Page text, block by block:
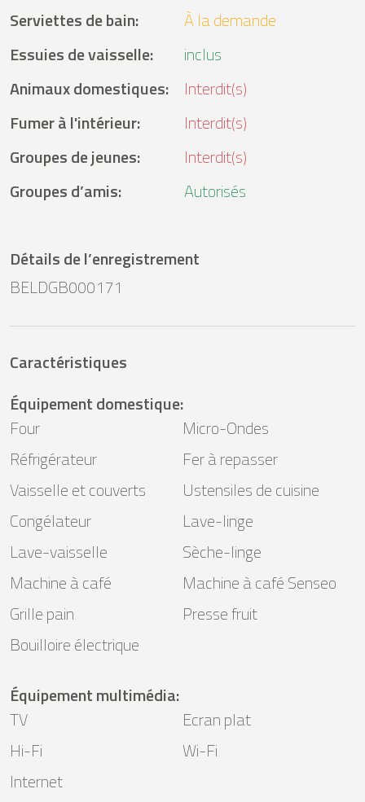
Serviettes de bain:
À la demande
Essuies de vaisselle:
inclus
Animaux domestiques:
Interdit(s)
Fumer à l'intérieur:
Interdit(s)
Groupes de jeunes:
Interdit(s)
Groupes d’amis: Autorisés
Détails de l’enregistrement
BELDGB000171
Caractéristiques
Équipement domestique:
Four
Micro-Ondes
Réfrigérateur
Fer à repasser
Vaisselle et couverts
Ustensiles de cuisine
Congélateur
Lave-linge
Lave-vaisselle
Sèche-linge
Machine à café
Machine à café Senseo
Grille pain
Presse fruit
Bouilloire électrique
Équipement multimédia:
TV
Ecran plat
Hi-Fi
Wi-Fi
Internet